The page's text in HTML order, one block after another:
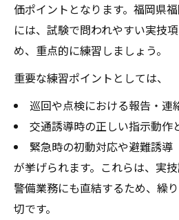
価ポイントとなります。福岡県
には、試験で問われやすい実技
め、重点的に練習しましょう。
重要な練習ポイントとしては、
巡回や点検における報告・連
交通誘導時の正しい指示動作
緊急時の初動対応や避難誘導
が挙げられます。これらは、実
警備業務にも直結するため、繰
切です。